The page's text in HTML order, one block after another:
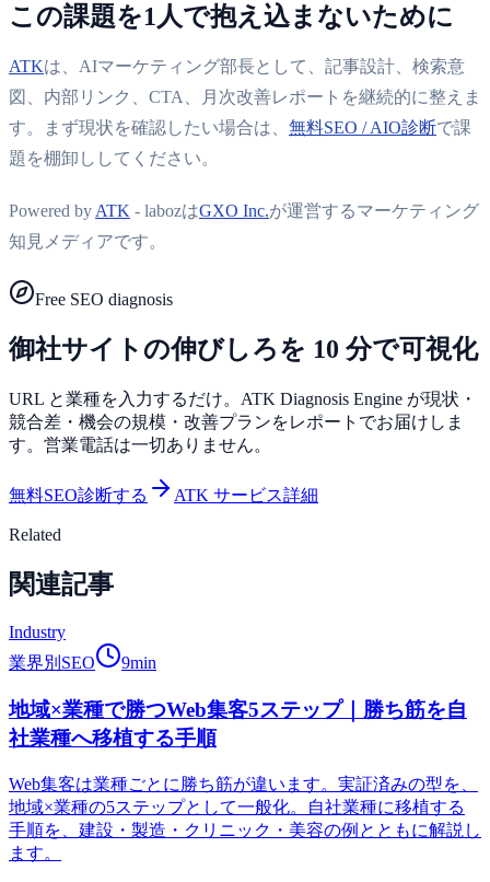
この課題を1人で抱え込まないために
ATKは、AIマーケティング部長として、記事設計、検索意
図、内部リンク、CTA、月次改善レポートを継続的に整えま
す。まず現状を確認したい場合は、 無料SEO / AIO診断で課
題を棚卸ししてください。
Powered by ATK - labozはGXO Inc.が運営するマーケティング
知見メディアです。
Free SEO diagnosis
御社サイトの伸びしろを 10 分で可視化
URL と業種を入力するだけ。ATK Diagnosis Engine が現状・
競合差・機会の規模・改善プランをレポートでお届けしま
す。営業電話は一切ありません。
無料SEO診断する ATK サービス詳細
Related
関連記事
Industry
業界別SEO
9min
地域×業種で勝つWeb集客5ステップ｜勝ち筋を自
社業種へ移植する手順
Web集客は業種ごとに勝ち筋が違います。実証済みの型を、
地域×業種の5ステップとして一般化。自社業種に移植する
手順を、建設・製造・クリニック・美容の例とともに解説し
ます。